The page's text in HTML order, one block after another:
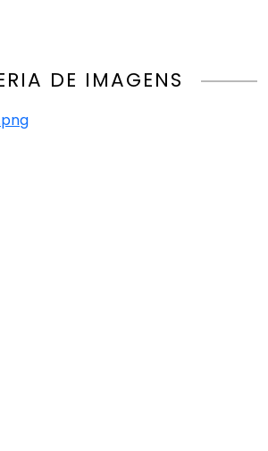
DE IMAGENS